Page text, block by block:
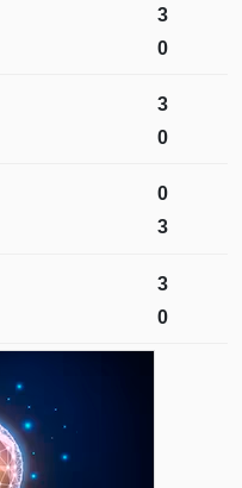
3
0
3
0
0
3
3
0